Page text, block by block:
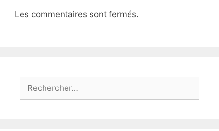
Les commentaires sont fermés.
Rechercher :